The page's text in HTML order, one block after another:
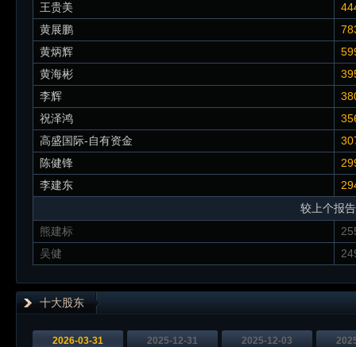
王贵美
黄展鹏
黄炳辉
黄海彬
李辉
祝泽鸿
高盛国际-自有资金
陈健锋
李建东
较上个报
熊建标
吴健
十大股东
2026-03-31 2025-12-31 2025-12-03